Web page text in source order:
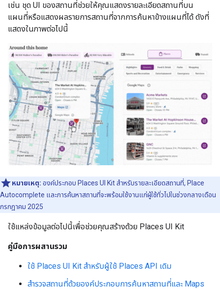
เช่น ชุด UI ของสถานที่ช่วยให้คุณแสดงรายละเอียดสถานที่บน
แผนที่หรือแสดงผลรายการสถานที่จากการค้นหาข้างแผนที่ได้ ดังที่
แสดงในภาพต่อไปนี้
หมายเหตุ: องค์ประกอบ Places UI Kit สำหรับรายละเอียดสถานที่, Place
Autocomplete และการค้นหาสถานที่จะพร้อมใช้งานแก่ผู้ใช้ทั่วไปในช่วงกลางเดือน
กรกฎาคม 2025
ใช้แหล่งข้อมูลต่อไปนี้เพื่อช่วยคุณสร้างด้วย Places UI Kit
คู่มือการผสานรวม
ใช้ Places UI Kit สำหรับผู้ใช้ Places API เดิม
สำรวจสถานที่ด้วยองค์ประกอบการค้นหาสถานที่และ Maps